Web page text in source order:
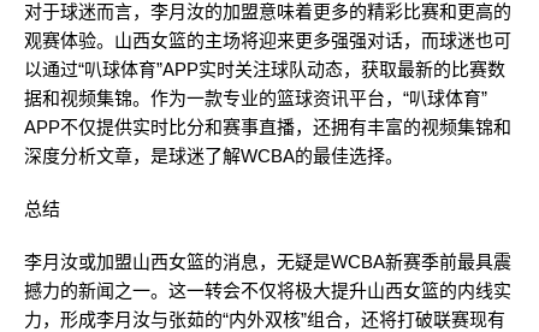
对于球迷而言，李月汝的加盟意味着更多的精彩比赛和更高的
观赛体验。山西女篮的主场将迎来更多强强对话，而球迷也可
以通过“叭球体育”APP实时关注球队动态，获取最新的比赛数
据和视频集锦。作为一款专业的篮球资讯平台，“叭球体育”
APP不仅提供实时比分和赛事直播，还拥有丰富的视频集锦和
深度分析文章，是球迷了解WCBA的最佳选择。
总结
李月汝或加盟山西女篮的消息，无疑是WCBA新赛季前最具震
撼力的新闻之一。这一转会不仅将极大提升山西女篮的内线实
力，形成李月汝与张茹的“内外双核”组合，还将打破联赛现有